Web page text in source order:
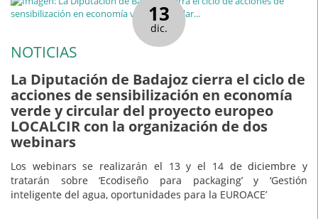
13
dic.
NOTICIAS
La Diputación de Badajoz cierra el ciclo de
acciones de sensibilización en economía
verde y circular del proyecto europeo
LOCALCIR con la organización de dos
webinars
Los webinars se realizarán el 13 y el 14 de diciembre y
tratarán sobre ‘Ecodiseño para packaging’ y ‘Gestión
inteligente del agua, oportunidades para la EUROACE’